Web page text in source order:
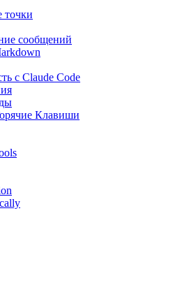
точки
сообщений
с Claude Code
Клавиши